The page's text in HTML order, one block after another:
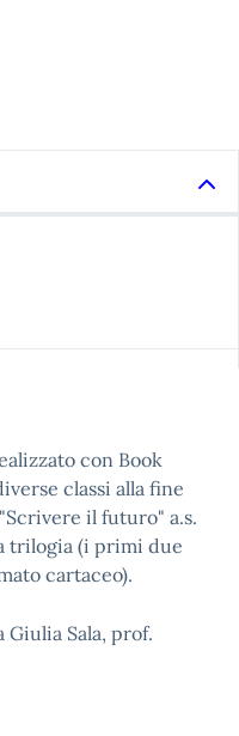
con Book
classi alla fine
il futuro" a.s.
trilogia (i primi due
cartaceo).
Sala, prof.